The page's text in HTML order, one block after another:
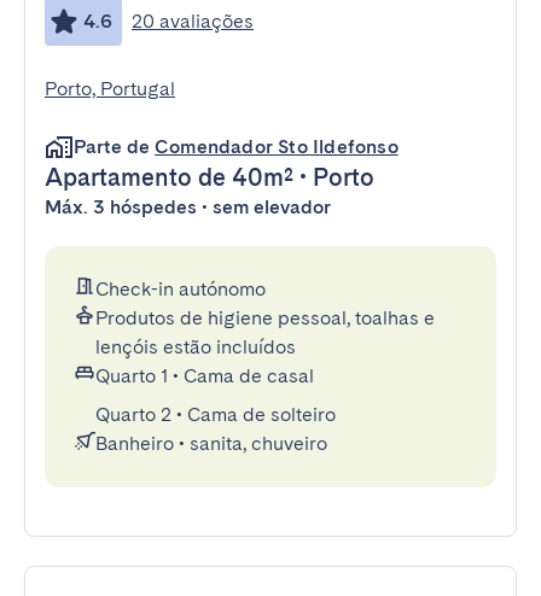
4.6 20 avaliações
Porto, Portugal
Parte de Comendador Sto Ildefonso
Apartamento de 40m² • Porto
Máx. 3 hóspedes • sem elevador
Check-in autónomo
Produtos de higiene pessoal, toalhas e
lençóis estão incluídos
Quarto 1 • Cama de casal
Quarto 2 • Cama de solteiro
Banheiro • sanita, chuveiro